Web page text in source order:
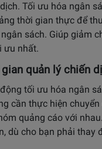
Tối ưu hóa ngân
thời gian thực để
sách. Giúp giảm
ưu nhất.
quản lý chiến
tối ưu hóa ngân
cần thực hiện
quảng cáo với
dù cho bạn phải thay